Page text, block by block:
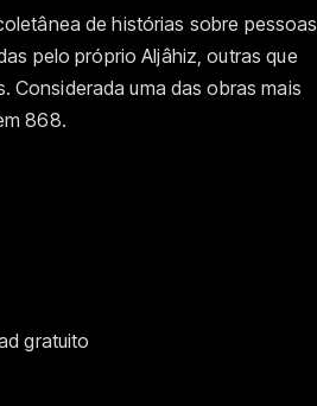
de histórias sobre pessoas
pelo próprio Aljâhiz, outras que
Considerada uma das obras mais
868.
gratuito